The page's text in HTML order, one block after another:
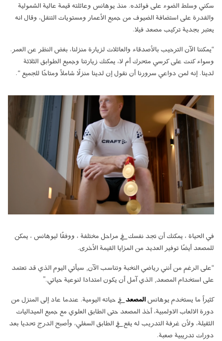
سكني وسلط الضوء على فوائده. منذ يوهانس وعائلته قيمة عالية الشمولية
والقدرة على استضافة الضيوف من جميع الأعمار ومستويات التنقل، وقال انه
يعتبر بجدية تركيب مصعد فيلا.
“يمكننا الآن الترحيب بالأصدقاء والعائلات لزيارة منزلنا، بغض النظر عن العمر.
وسواء كنت على كرسي متحرك أم لا، يمكنك زيارتنا وجميع الطوابق الثلاثة
لدينا. إنه لمن دواعي سرورنا أن نقول إن لدينا منزلًا شاملاً ومتاحًا للجميع “.
في الحياة ، يمكنك أن تجد نفسك في مراحل مختلفة ، ووفقًا ليوهانس ، يمكن
للمصعد أيضًا توفير العديد من المزايا القيمة الأخرى.
“على الرغم من أنني رياضي النخبة وتناسب الآن, سيأتي اليوم الذي قد تعتمد
على استخدام المصعد, الذي آمل أن يكون امتدادا لنوعية حياتي.”
كثيراً ما يستخدم يوهانس المصعدفي حياته اليومية. عندما عاد إلى المنزل من
دورة الالعاب الاولمبية، أخذ المصعد حتى الطابق العلوي مع جميع الميداليات
الثقيلة، ولأن غرفة التدريب له يقع في الطابق السفلي، وأصبح الدرج تحديا بعد
دورات تدريبية صعبة.